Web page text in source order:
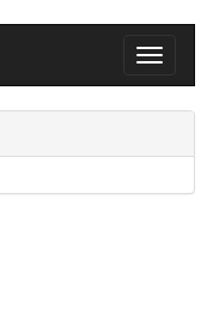
Toggle